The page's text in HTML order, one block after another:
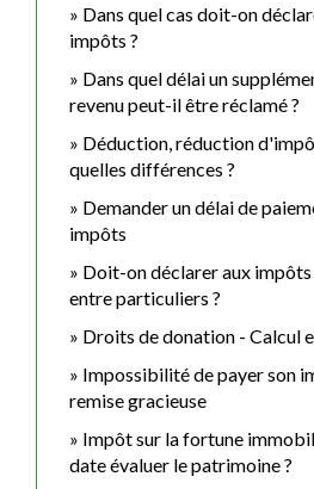
Dans quel cas doit-on
impôts ?
Dans quel délai un
revenu peut-il être réclamé ?
Déduction, réduction
quelles différences ?
Demander un délai de
impôts
Doit-on déclarer aux
entre particuliers ?
Droits de donation - Calcul
Impossibilité de payer son
remise gracieuse
Impôt sur la fortune
date évaluer le patrimoine ?